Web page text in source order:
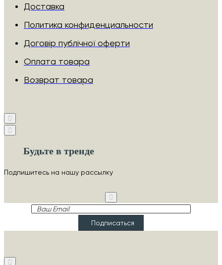
Доставка
Политика конфиденциальности
Договір публічної оферти
Оплата товара
Возврат товара
Будьте в тренде
Подпишитесь на нашу рассылку
Ваш
Подписаться